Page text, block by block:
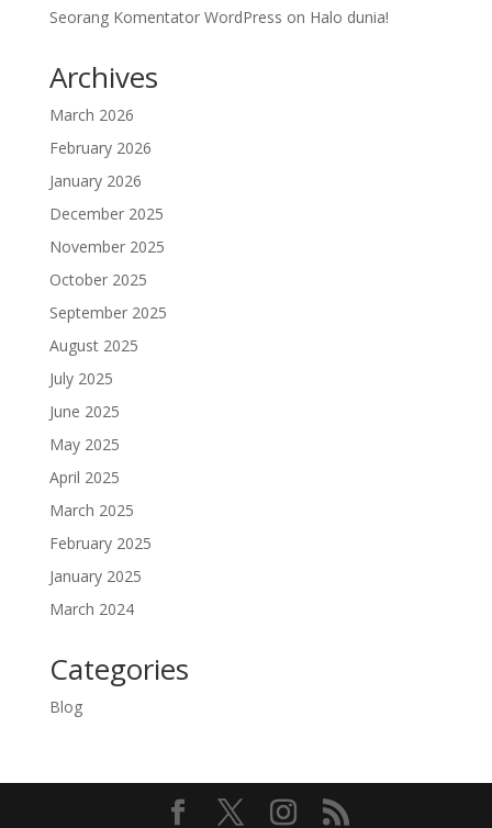
Seorang Komentator WordPress on Halo dunia!
Archives
March 2026
February 2026
January 2026
December 2025
November 2025
October 2025
September 2025
August 2025
July 2025
June 2025
May 2025
April 2025
March 2025
February 2025
January 2025
March 2024
Categories
Blog